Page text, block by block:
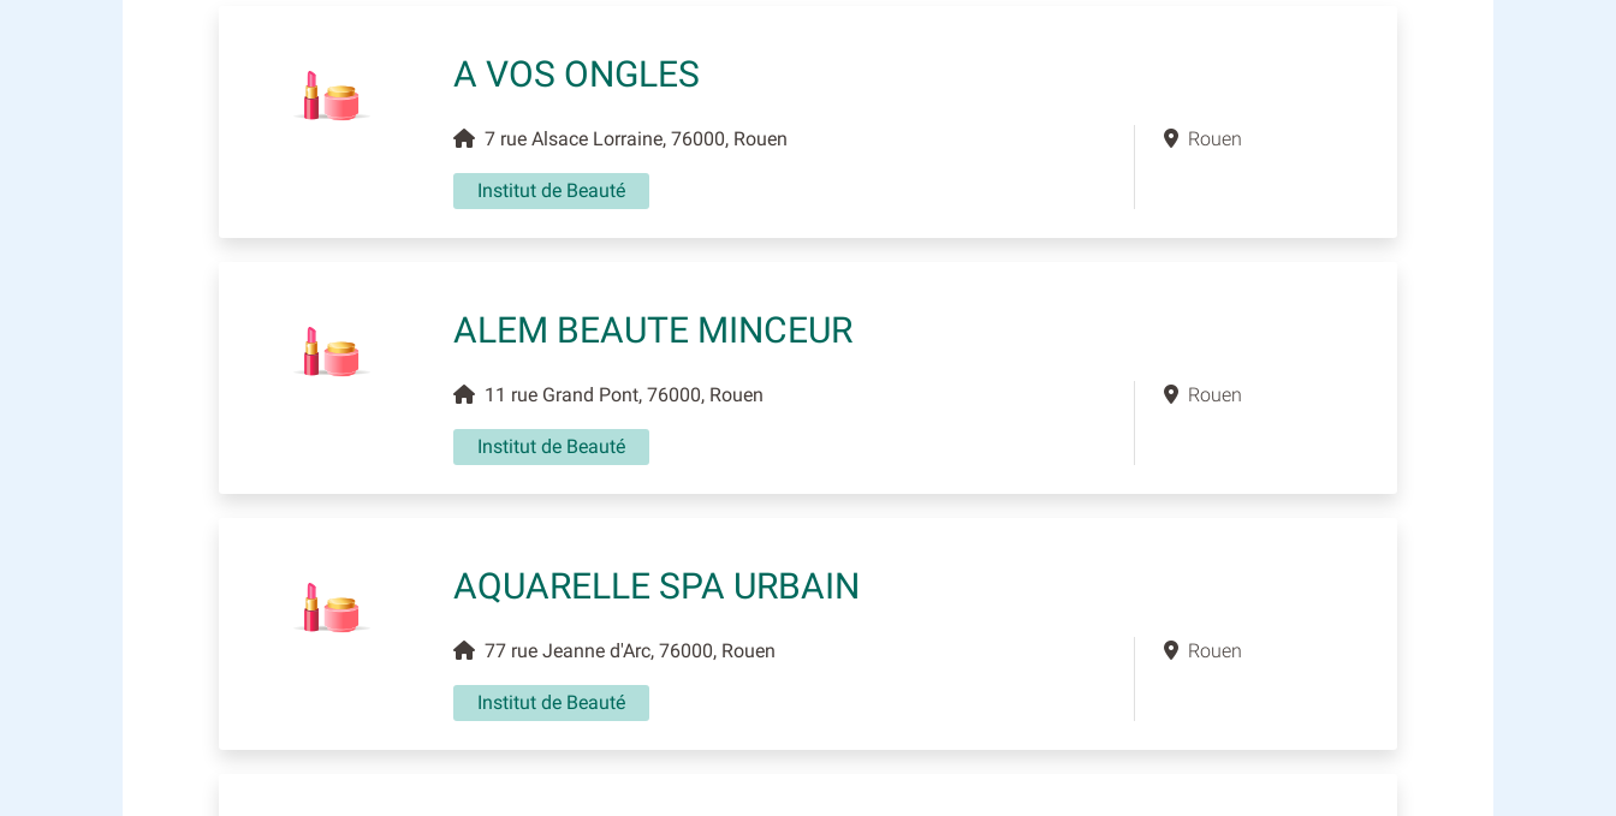
A VOS ONGLES
7 rue Alsace Lorraine, 76000, Rouen
Institut de Beauté
Rouen
ALEM BEAUTE MINCEUR
11 rue Grand Pont, 76000, Rouen
Institut de Beauté
Rouen
AQUARELLE SPA URBAIN
77 rue Jeanne d'Arc, 76000, Rouen
Institut de Beauté
Rouen